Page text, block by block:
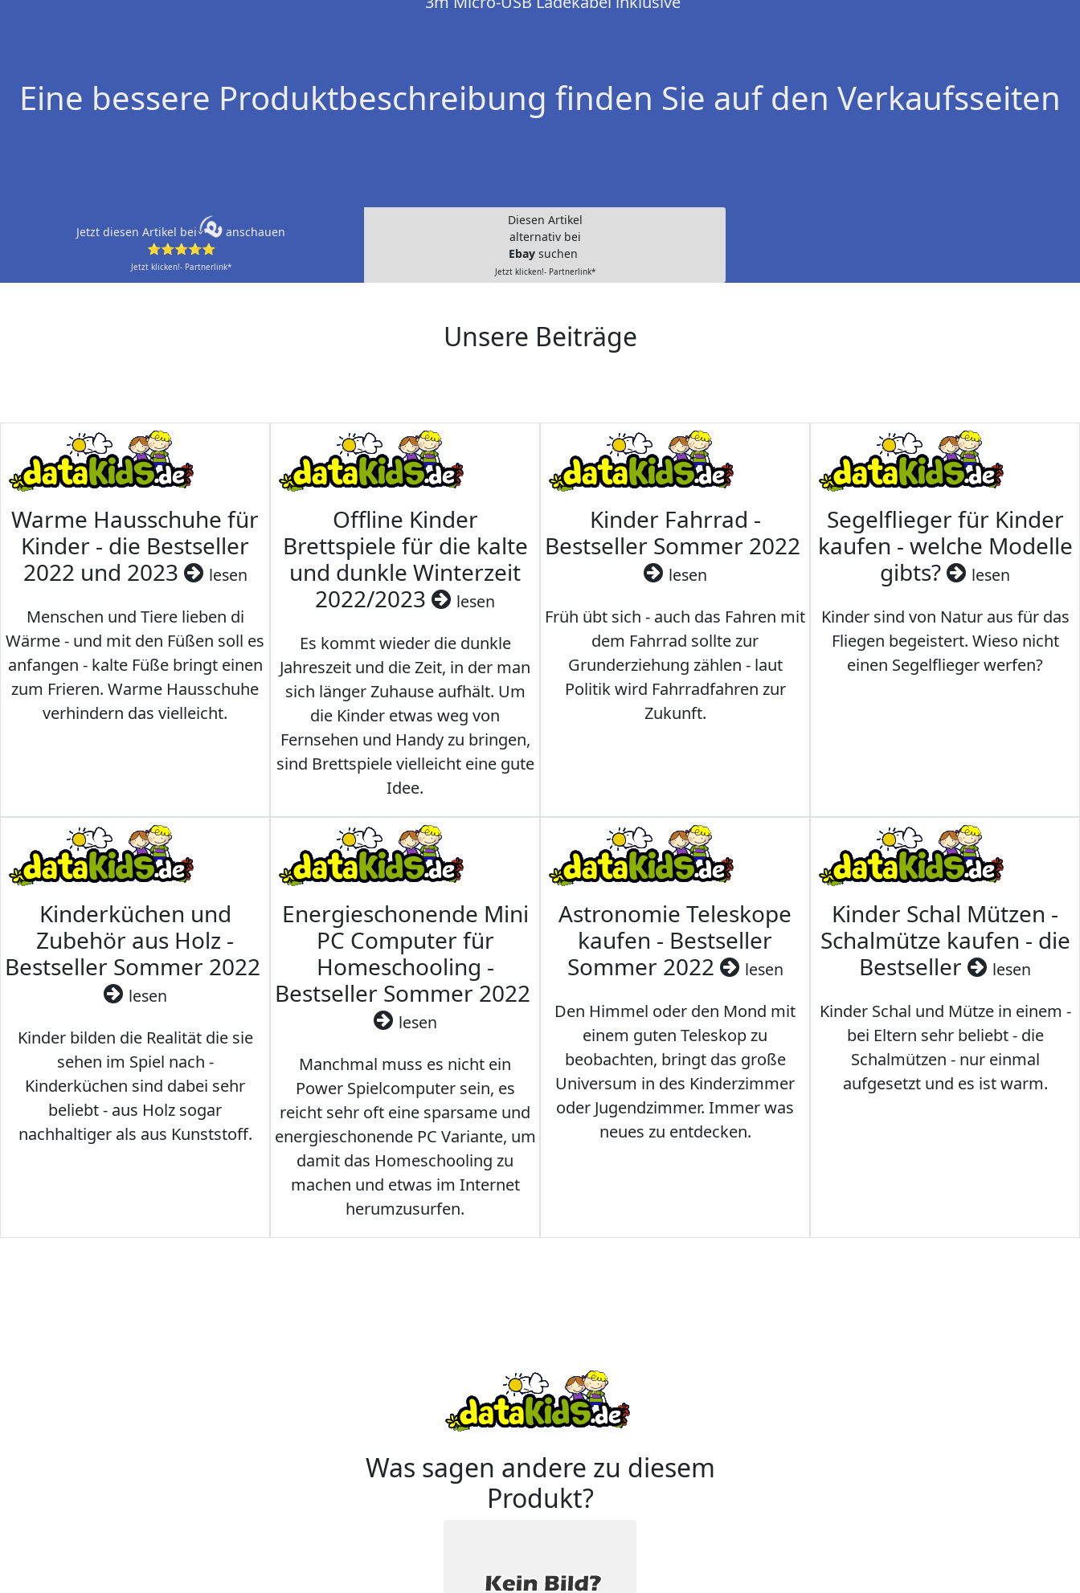
Eine bessere Produktbeschreibung finden Sie auf den Verkaufsseiten
Jetzt diesen Artikel bei
anschauen
⭐⭐⭐⭐⭐
Jetzt klicken!- Partnerlink*
Diesen Artikel
alternativ bei
Ebay suchen
Jetzt klicken!- Partnerlink*
Unsere Beiträge
Warme Hausschuhe für
Kinder - die Bestseller
2022 und 2023
lesen
Menschen und Tiere lieben di
Wärme - und mit den Füßen soll es
anfangen - kalte Füße bringt einen
zum Frieren. Warme Hausschuhe
verhindern das vielleicht.
Offline Kinder
Brettspiele für die kalte
und dunkle Winterzeit
2022/2023
lesen
Es kommt wieder die dunkle
Jahreszeit und die Zeit, in der man
sich länger Zuhause aufhält. Um
die Kinder etwas weg von
Fernsehen und Handy zu bringen,
sind Brettspiele vielleicht eine gute
Idee.
Kinder Fahrrad -
Bestseller Sommer 2022
lesen
Früh übt sich - auch das Fahren mit
dem Fahrrad sollte zur
Grunderziehung zählen - laut
Politik wird Fahrradfahren zur
Zukunft.
Segelflieger für Kinder
kaufen - welche Modelle
gibts?
lesen
Kinder sind von Natur aus für das
Fliegen begeistert. Wieso nicht
einen Segelflieger werfen?
Kinderküchen und
Zubehör aus Holz -
Bestseller Sommer 2022
lesen
Kinder bilden die Realität die sie
sehen im Spiel nach -
Kinderküchen sind dabei sehr
beliebt - aus Holz sogar
nachhaltiger als aus Kunststoff.
Energieschonende Mini
PC Computer für
Homeschooling -
Bestseller Sommer 2022
lesen
Manchmal muss es nicht ein
Power Spielcomputer sein, es
reicht sehr oft eine sparsame und
energieschonende PC Variante, um
damit das Homeschooling zu
machen und etwas im Internet
herumzusurfen.
Astronomie Teleskope
kaufen - Bestseller
Sommer 2022
lesen
Den Himmel oder den Mond mit
einem guten Teleskop zu
beobachten, bringt das große
Universum in des Kinderzimmer
oder Jugendzimmer. Immer was
neues zu entdecken.
Kinder Schal Mützen -
Schalmütze kaufen - die
Bestseller
lesen
Kinder Schal und Mütze in einem -
bei Eltern sehr beliebt - die
Schalmützen - nur einmal
aufgesetzt und es ist warm.
Was sagen andere zu diesem
Produkt?